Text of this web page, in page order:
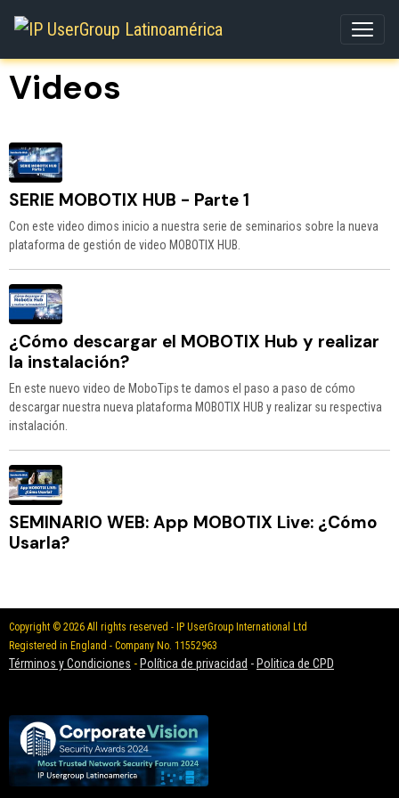
Videos
SERIE MOBOTIX HUB - Parte 1
Con este video dimos inicio a nuestra serie de seminarios sobre la nueva
plataforma de gestión de video MOBOTIX HUB.
¿Cómo descargar el MOBOTIX Hub y realizar
la instalación?
En este nuevo video de MoboTips te damos el paso a paso de cómo
descargar nuestra nueva plataforma MOBOTIX HUB y realizar su respectiva
instalación.
SEMINARIO WEB: App MOBOTIX Live: ¿Cómo
Usarla?
Copyright © 2026 All rights reserved - IP UserGroup International Ltd
Registered in England - Company No. 11552963
Términos y Condiciones - Política de privacidad - Politica de CPD